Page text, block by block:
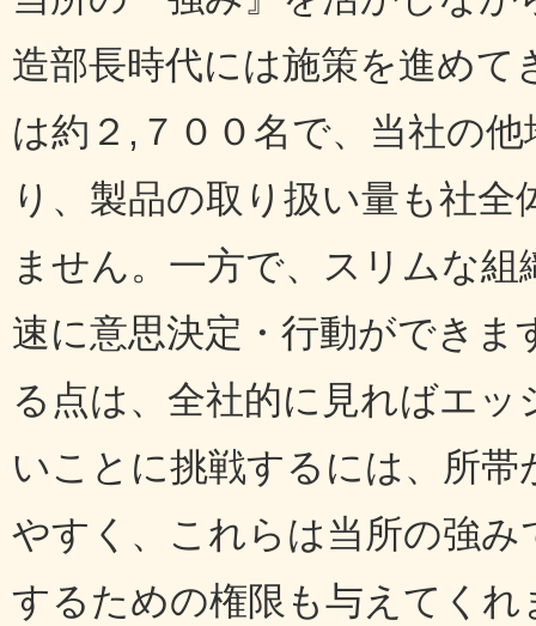
造部長時代には施策を進め
は約２,７００名で、当社の
り、製品の取り扱い量も社
ません。一方で、スリムな
速に意思決定・行動ができ
る点は、全社的に見ればエ
いことに挑戦するには、所
やすく、これらは当所の強
するための権限も与えてく